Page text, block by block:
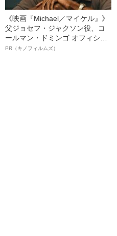
《映画『Michael／マイケル』》
父ジョセフ・ジャクソン役、コ
ールマン・ドミンゴ オフィシャ
ルインタビュー“観客を魅了した
PR（キノフィルムズ）